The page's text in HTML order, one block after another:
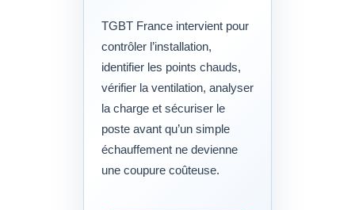
TGBT France intervient pour
contrôler l’installation,
identifier les points chauds,
vérifier la ventilation, analyser
la charge et sécuriser le
poste avant qu’un simple
échauffement ne devienne
une coupure coûteuse.